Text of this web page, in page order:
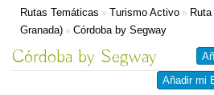
Rutas Temáticas » Turismo Activo »
Granada) » Córdoba by Segway
Añadir mi
Córdoba by Segway